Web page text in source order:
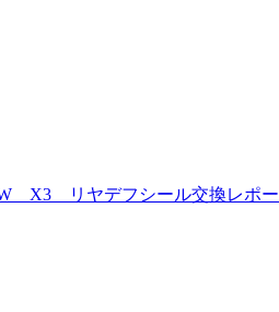
リヤデフシール交換レポー